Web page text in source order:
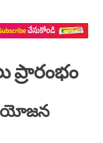
ప్రారంభం
యోజన